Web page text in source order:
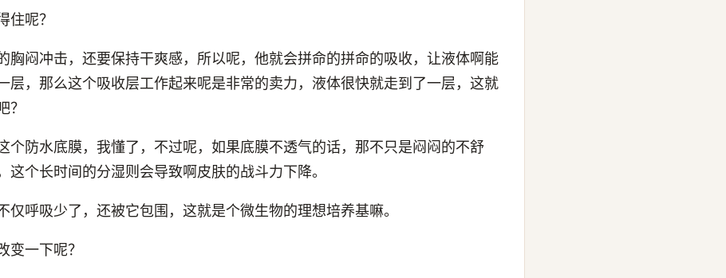
住呢？
胸闷冲击，还要保持干爽感，所以呢，他就会拼命的拼命的吸收，让液体啊能
层，那么这个吸收层工作起来呢是非常的卖力，液体很快就走到了一层，这就
？
个防水底膜，我懂了，不过呢，如果底膜不透气的话，那不只是闷闷的不舒
这个长时间的分湿则会导致啊皮肤的战斗力下降。
仅呼吸少了，还被它包围，这就是个微生物的理想培养基嘛。
变一下呢？